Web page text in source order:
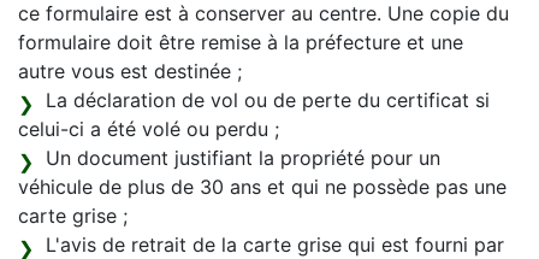
ce formulaire est à conserver au centre. Une copie du
formulaire doit être remise à la préfecture et une
autre vous est destinée ;
La déclaration de vol ou de perte du certificat si
celui-ci a été volé ou perdu ;
Un document justifiant la propriété pour un
véhicule de plus de 30 ans et qui ne possède pas une
carte grise ;
L'avis de retrait de la carte grise qui est fourni par